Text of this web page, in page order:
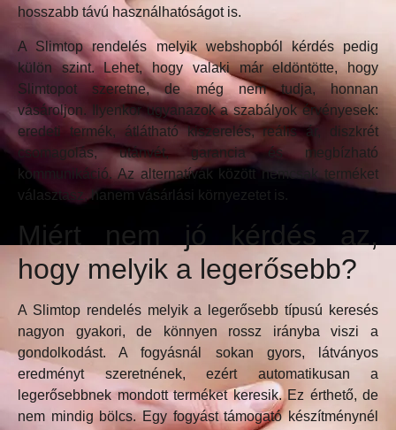
hosszabb távú használhatóságot is.
A Slimtop rendelés melyik webshopból kérdés pedig
külön szint. Lehet, hogy valaki már eldöntötte, hogy
Slimtopot szeretne, de még nem tudja, honnan
vásároljon. Ilyenkor ugyanazok a szabályok érvényesek:
eredeti termék, átlátható kiszerelés, reális ár, diszkrét
csomagolás, utánvét, garancia és megbízható
kommunikáció. Az alternatívák között nemcsak terméket
választasz, hanem vásárlási környezetet is.
Miért nem jó kérdés az,
hogy melyik a legerősebb?
A Slimtop rendelés melyik a legerősebb típusú keresés
nagyon gyakori, de könnyen rossz irányba viszi a
gondolkodást. A fogyásnál sokan gyors, látványos
eredményt szeretnének, ezért automatikusan a
legerősebbnek mondott terméket keresik. Ez érthető, de
nem mindig bölcs. Egy fogyást támogató készítménynél